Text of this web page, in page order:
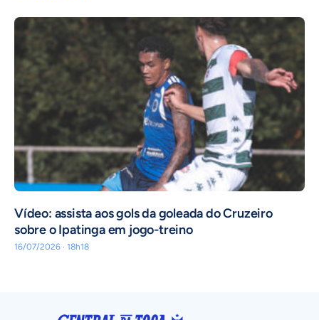
Vídeo: assista aos gols da goleada do Cruzeiro
sobre o Ipatinga em jogo-treino
16/07/2026 · 18h18